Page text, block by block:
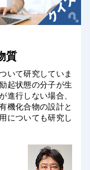
質
いて研究していま
起状態の分子が生
進行しない場合、
機化合物の設計と
についても研究し